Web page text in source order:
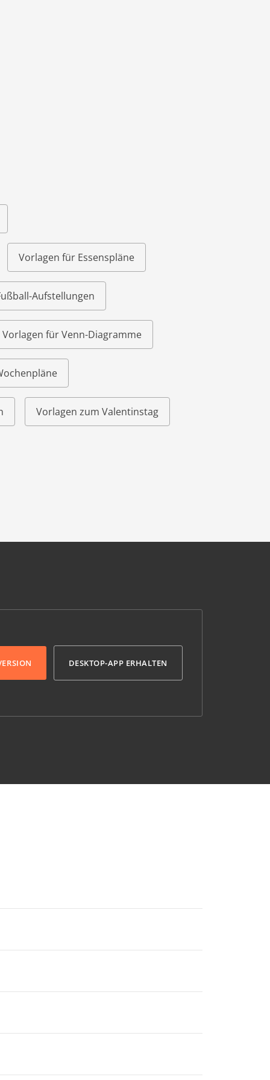
Vorlagen für Essenspläne
Aufstellungen
Vorlagen für Venn-Diagramme
Vorlagen zum Valentinstag
DESKTOP-APP ERHALTEN